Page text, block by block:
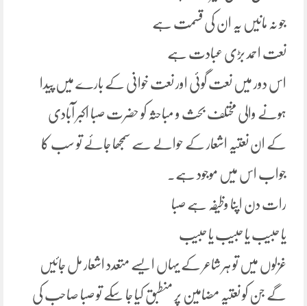
جو نہ مانیں یہ ان کی قسمت ہے
نعت احمد بڑی عبادت ہے
اس دور میں نعت گوئی اور نعت خوانی کے بارے میں پیدا
ہونے والی مختلف بحث و مباحثہ کو حضرت صبا اکبر آبادی
کے ان نعتیہ اشعار کے حوالے سے سمجھا جائے تو سب کا
جواب اس میں موجود ہے۔
رات دن اپنا وظیفہ ہے صبا
یا حبیب یا حبیب یا حبیب
غزلوں میں تو ہر شاعر کے یہاں ایسے متعدد اشعار مل جائیں
گے جن کو نعتیہ مضامین پر منطبق کیا جا سکے تو صبا صاحب کی